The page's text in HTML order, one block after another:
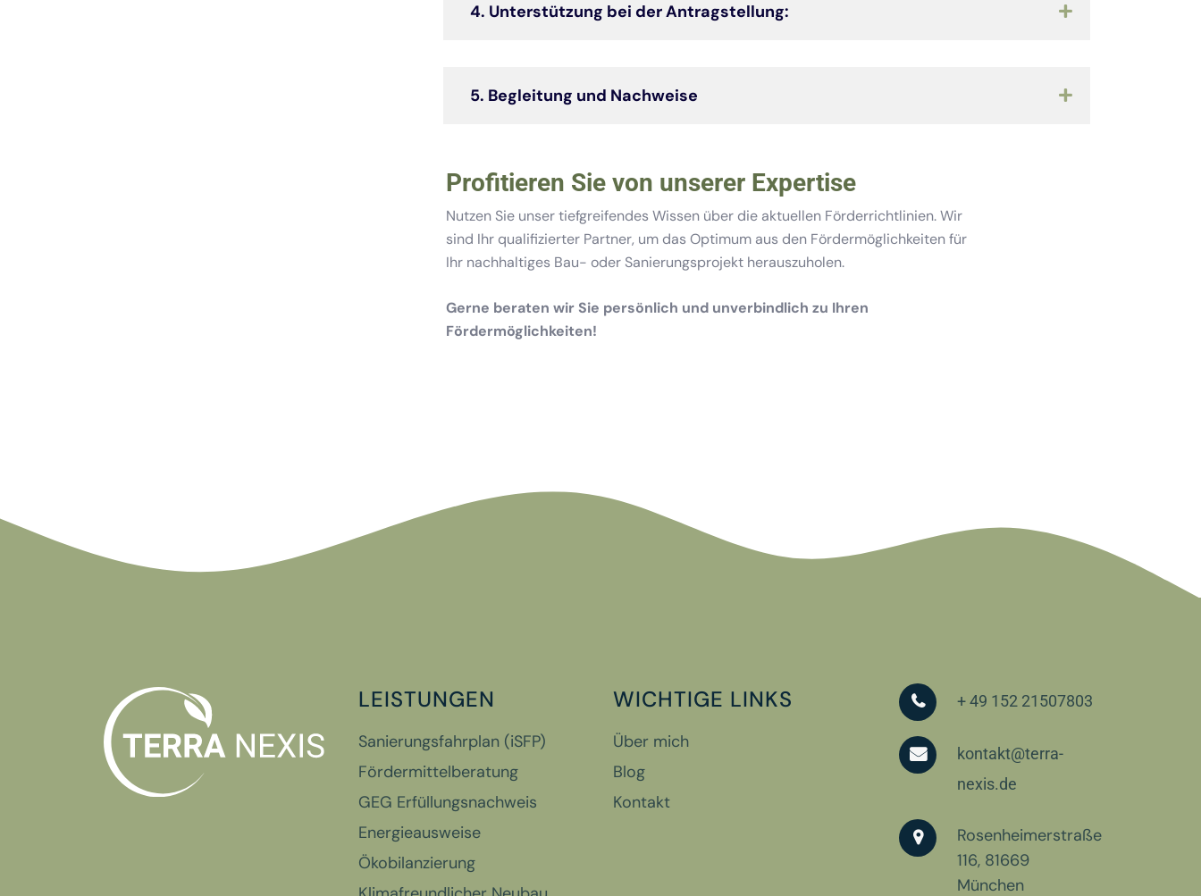
4. Unterstützung bei der Antragstellung:
5. Begleitung und Nachweise
Profitieren Sie von unserer Expertise
Nutzen Sie unser tiefgreifendes Wissen über die aktuellen Förderrichtlinien. Wir
sind Ihr qualifizierter Partner, um das Optimum aus den Fördermöglichkeiten für
Ihr nachhaltiges Bau- oder Sanierungsprojekt herauszuholen.
Gerne beraten wir Sie persönlich und unverbindlich zu Ihren
Fördermöglichkeiten!
LEISTUNGEN
Sanierungsfahrplan (iSFP)
Fördermittelberatung
GEG Erfüllungsnachweis
Energieausweise
Ökobilanzierung
WICHTIGE LINKS
Über mich
Blog
Kontakt
+ 49 152 21507803
kontakt@terra-
nexis.de
Rosenheimerstraße
116, 81669
München